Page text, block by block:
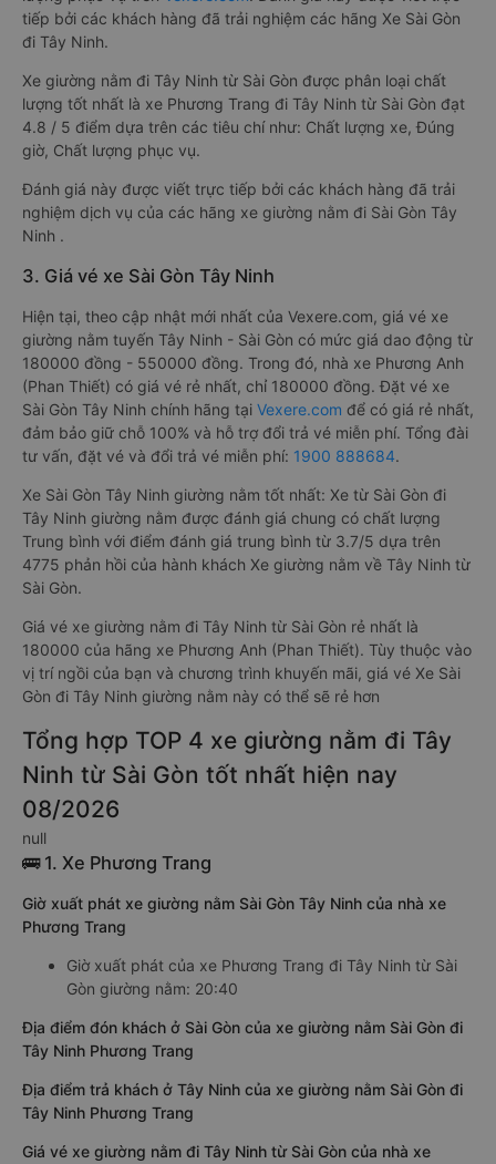
tiếp bởi các khách hàng đã trải nghiệm các hãng Xe Sài Gòn
đi Tây Ninh.
Xe giường nằm đi Tây Ninh từ Sài Gòn được phân loại chất
lượng tốt nhất là xe Phương Trang đi Tây Ninh từ Sài Gòn đạt
4.8 / 5 điểm dựa trên các tiêu chí như: Chất lượng xe, Đúng
giờ, Chất lượng phục vụ.
Đánh giá này được viết trực tiếp bởi các khách hàng đã trải
nghiệm dịch vụ của các hãng xe giường nằm đi Sài Gòn Tây
Ninh .
3. Giá vé xe Sài Gòn Tây Ninh
Hiện tại, theo cập nhật mới nhất của Vexere.com, giá vé xe
giường nằm tuyến Tây Ninh - Sài Gòn có mức giá dao động từ
180000 đồng - 550000 đồng. Trong đó, nhà xe Phương Anh
(Phan Thiết) có giá vé rẻ nhất, chỉ 180000 đồng. Đặt vé xe
Sài Gòn Tây Ninh chính hãng tại Vexere.com để có giá rẻ nhất,
đảm bảo giữ chỗ 100% và hỗ trợ đổi trả vé miễn phí. Tổng đài
tư vấn, đặt vé và đổi trả vé miễn phí: 1900 888684.
Xe Sài Gòn Tây Ninh giường nằm tốt nhất: Xe từ Sài Gòn đi
Tây Ninh giường nằm được đánh giá chung có chất lượng
Trung bình với điểm đánh giá trung bình từ 3.7/5 dựa trên
4775 phản hồi của hành khách Xe giường nằm về Tây Ninh từ
Sài Gòn.
Giá vé xe giường nằm đi Tây Ninh từ Sài Gòn rẻ nhất là
180000 của hãng xe Phương Anh (Phan Thiết). Tùy thuộc vào
vị trí ngồi của bạn và chương trình khuyến mãi, giá vé Xe Sài
Gòn đi Tây Ninh giường nằm này có thể sẽ rẻ hơn
Tổng hợp TOP 4 xe giường nằm đi Tây
Ninh từ Sài Gòn tốt nhất hiện nay
08/2026
null
🚌 1. Xe Phương Trang
Giờ xuất phát xe giường nằm Sài Gòn Tây Ninh của nhà xe
Phương Trang
Giờ xuất phát của xe Phương Trang đi Tây Ninh từ Sài
Gòn giường nằm: 20:40
Địa điểm đón khách ở Sài Gòn của xe giường nằm Sài Gòn đi
Tây Ninh Phương Trang
Địa điểm trả khách ở Tây Ninh của xe giường nằm Sài Gòn đi
Tây Ninh Phương Trang
Giá vé xe giường nằm đi Tây Ninh từ Sài Gòn của nhà xe